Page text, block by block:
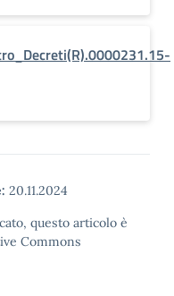
20.11.2024
questo articolo è
Commons